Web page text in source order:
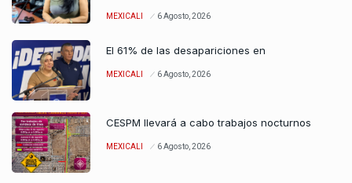
MEXICALI 6 Agosto, 2026
El 61% de las desapariciones en
MEXICALI 6 Agosto, 2026
CESPM llevará a cabo trabajos nocturnos
MEXICALI 6 Agosto, 2026